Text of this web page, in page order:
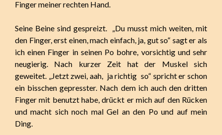
Finger meiner rechten Hand.
Seine Beine sind gespreizt. „Du musst mich weiten, mit
den Finger, erst einen, mach einfach, ja, gut so“ sagt er als
ich einen Finger in seinen Po bohre, vorsichtig und sehr
neugierig. Nach kurzer Zeit hat der Muskel sich
geweitet. „Jetzt zwei, aah, ja richtig so“ spricht er schon
ein bisschen gepresster. Nach dem ich auch den dritten
Finger mit benutzt habe, drückt er mich auf den Rücken
und macht sich noch mal Gel an den Po und auf mein
Ding.